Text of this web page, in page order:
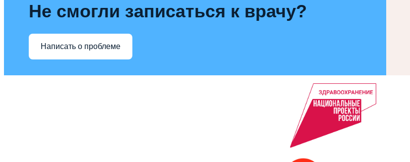
Не смогли записаться к врачу?
Написать о проблеме